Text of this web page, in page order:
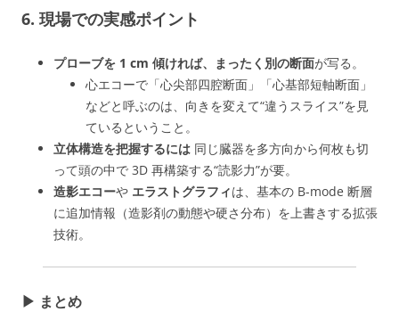
6. 現場での実感ポイント
プローブを 1 cm 傾ければ、まったく別の断面が写る。
心エコーで「心尖部四腔断面」「心基部短軸断面」
などと呼ぶのは、向きを変えて“違うスライス”を見
ているということ。
立体構造を把握するには 同じ臓器を多方向から何枚も切
って頭の中で 3D 再構築する“読影力”が要。
造影エコーや エラストグラフィは、基本の B-mode 断層
に追加情報（造影剤の動態や硬さ分布）を上書きする拡張
技術。
▶︎ まとめ